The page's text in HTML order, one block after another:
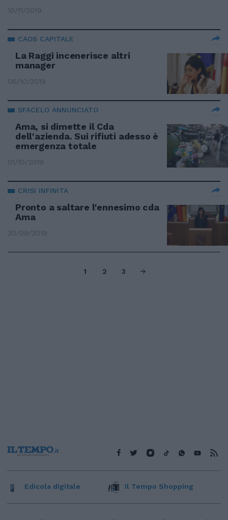
10/11/2019
CAOS CAPITALE
La Raggi incenerisce altri
manager
06/10/2019
SFACELO ANNUNCIATO
Ama, si dimette il Cda
dell'azienda. Sui rifiuti adesso è
emergenza totale
01/10/2019
CRISI INFINITA
Pronto a saltare l'ennesimo cda
Ama
30/09/2019
1 2 3
Edicola digitale Il Tempo Shopping